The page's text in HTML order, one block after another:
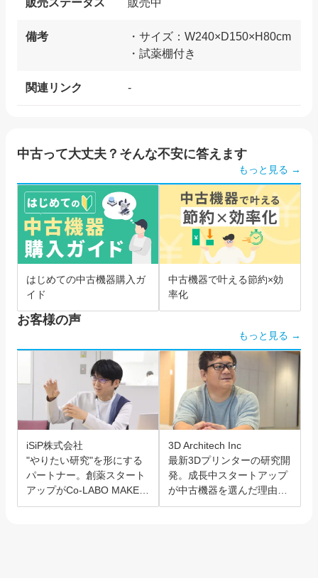
販売ステータス 販売中
備考
・サイズ：W240×D150×H80cm
・試薬棚付き
関連リンク -
中古って大丈夫？そんな不安に答えます
もっと見る →
はじめての中古機器購入ガ
イド
中古機器で叶える節約×効
率化
お客様の声
もっと見る →
iSiP株式会社
"やりたい研究"を形にする
パートナー。創薬スタート
アップがCo-LABO MAKER
を選んだ理由。
3D Architech Inc
最新3Dプリンターの研究開
発。成長中スタートアップ
が中古機器を選んだ理由と
は？